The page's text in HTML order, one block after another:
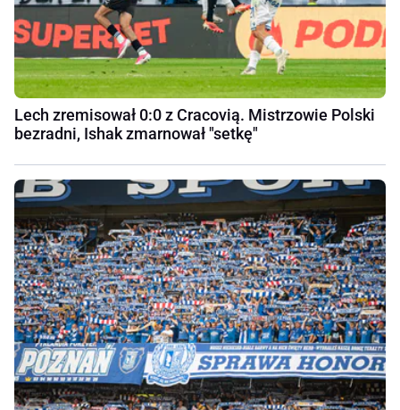
Lech zremisował 0:0 z Cracovią. Mistrzowie Polski
bezradni, Ishak zmarnował "setkę"